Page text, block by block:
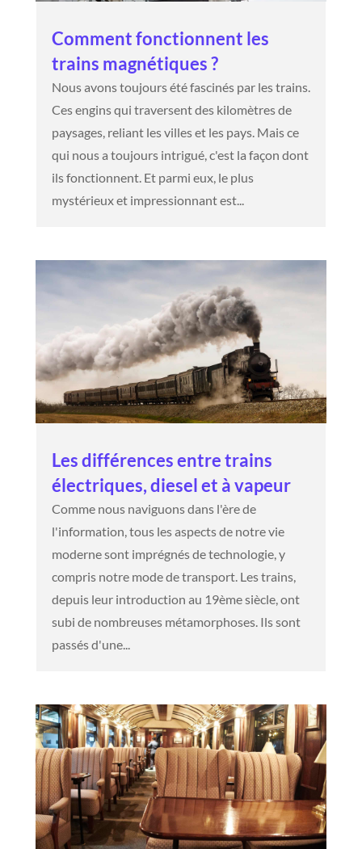
Comment fonctionnent les
trains magnétiques ?
Nous avons toujours été fascinés par les trains.
Ces engins qui traversent des kilomètres de
paysages, reliant les villes et les pays. Mais ce
qui nous a toujours intrigué, c'est la façon dont
ils fonctionnent. Et parmi eux, le plus
mystérieux et impressionnant est...
Les différences entre trains
électriques, diesel et à vapeur
Comme nous naviguons dans l'ère de
l'information, tous les aspects de notre vie
moderne sont imprégnés de technologie, y
compris notre mode de transport. Les trains,
depuis leur introduction au 19ème siècle, ont
subi de nombreuses métamorphoses. Ils sont
passés d'une...